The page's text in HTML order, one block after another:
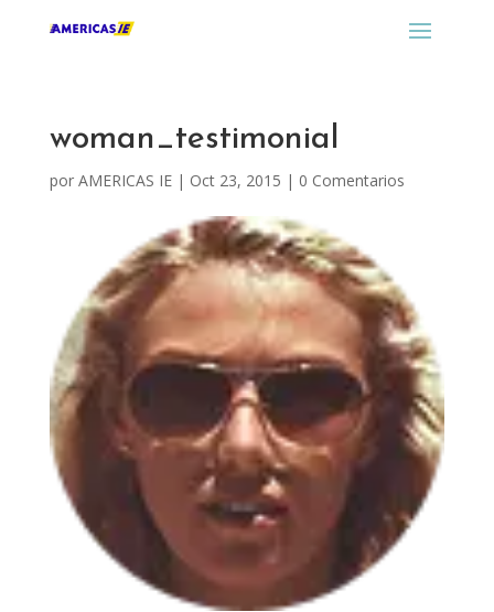
woman_testimonial
por AMERICAS IE| Oct 23, 2015 | 0 Comentarios